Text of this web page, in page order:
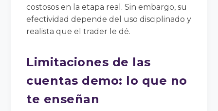
costosos en la etapa real. Sin embargo, su
efectividad depende del uso disciplinado y
realista que el trader le dé.
Limitaciones de las
cuentas demo: lo que no
te enseñan